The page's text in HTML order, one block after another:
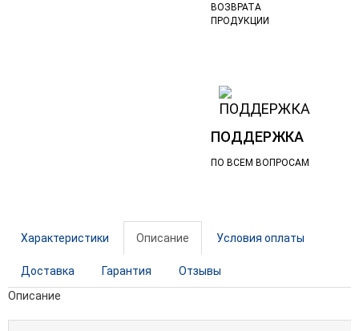
ВОЗВРАТА
ПРОДУКЦИИ
ПОДДЕРЖКА
ПО ВСЕМ ВОПРОСАМ
Характеристики Описание Условия оплаты
Доставка Гарантия
Отзывы
Описание